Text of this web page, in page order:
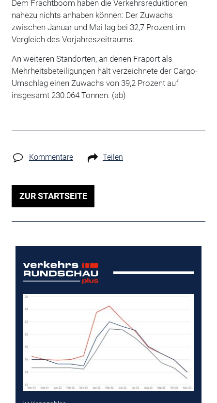
Dem Frachtboom haben die Verkehrsreduktionen
nahezu nichts anhaben können: Der Zuwachs
zwischen Januar und Mai lag bei 32,7 Prozent im
Vergleich des Vorjahreszeitraums.
An weiteren Standorten, an denen Fraport als
Mehrheitsbeteiligungen hält verzeichnete der Cargo-
Umschlag einen Zuwachs von 39,2 Prozent auf
insgesamt 230.064 Tonnen. (ab)
Kommentare Teilen
ZUR STARTSEITE